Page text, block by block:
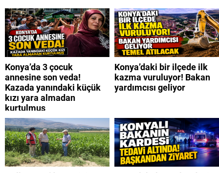
Konya’da 3 çocuk
annesine son veda!
Kazada yanındaki küçük
kızı yara almadan
kurtulmuş
Konya’daki bir ilçede ilk
kazma vuruluyor! Bakan
yardımcısı geliyor